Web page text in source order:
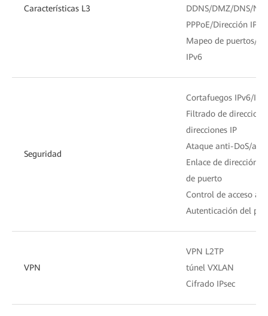
Características L3
DDNS/DMZ/DNS/
PPPoE/Dirección IP
Mapeo de puertos/
IPv6
Seguridad
Cortafuegos IPv6/
Filtrado de
direcciones IP
Ataque anti-DoS/
Enlace de dirección
de puerto
Control de acceso al
Autenticación del
VPN
VPN L2TP
túnel VXLAN
Cifrado IPsec